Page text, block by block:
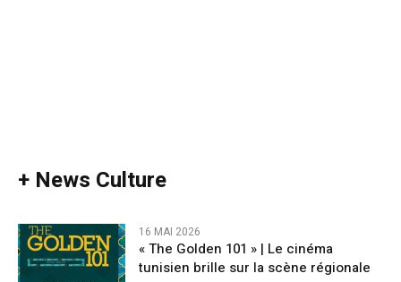
+ News Culture
16 MAI 2026
« The Golden 101 » | Le cinéma
tunisien brille sur la scène régionale